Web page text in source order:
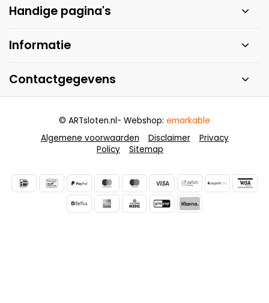
Handige pagina's
Informatie
Contactgegevens
Algemene voorwaarden Disclaimer
Privacy
Policy
Sitemap
© ARTsloten.nl- Webshop: emarkable